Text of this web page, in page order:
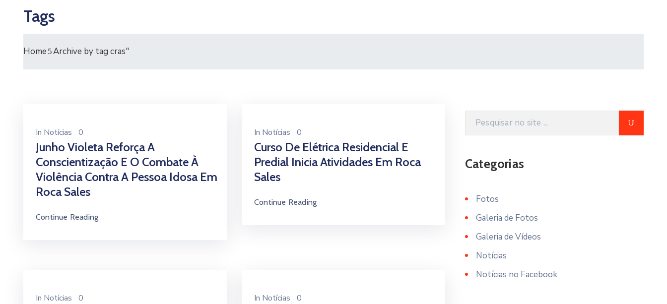
Tags
Home Archive by tag cras"
In Notícias 0
Junho Violeta Reforça A
Conscientização E O Combate À
Violência Contra A Pessoa Idosa Em
Roca Sales
Continue Reading
In Notícias 0
Curso De Elétrica Residencial E
Predial Inicia Atividades Em Roca
Sales
Continue Reading
In Notícias 0 In Notícias 0
Categorias
Fotos
Galeria de Fotos
Galeria de Vídeos
Notícias
Notícias no Facebook